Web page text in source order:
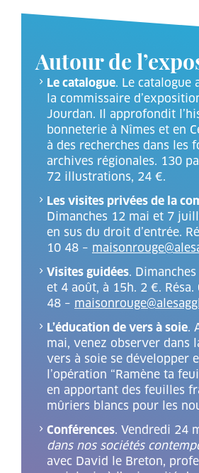
Autour de
Le catalogue. Le catalogue
la commissaire
Jourdan. Il approfondit
bonneterie à Nîmes et en
à des recherches dans les
archives régionales. 130
72 illustrations, 24 €.
Les visites privées de la
Dimanches 12 mai et 7
en sus du droit d’entrée.
10 48 –
Visites guidées.
et 4 août, à 15h. 2 €.
48 –
L’éducation de vers à soie.
mai, venez observer dans
vers à soie se développer
l’opération “Ramène ta
en apportant des feuilles
mûriers blancs pour les
Conférences. Vendredi 24
dans nos sociétés
avec David le Breton,